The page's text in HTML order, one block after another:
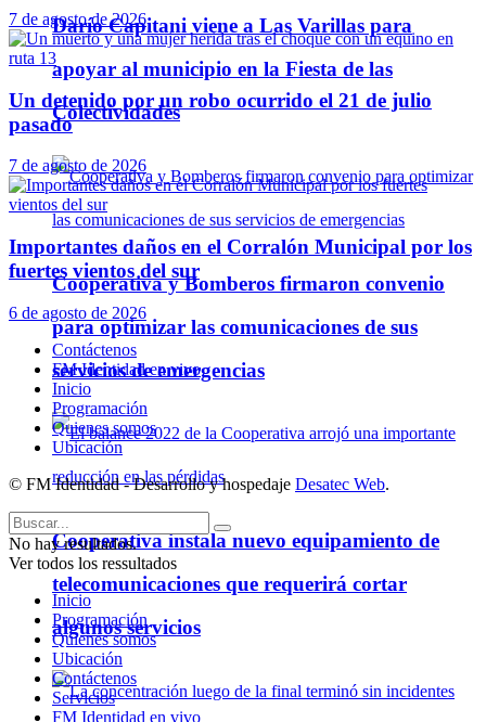
Darío Capitani viene a Las Varillas para
apoyar al municipio en la Fiesta de las
Colectividades
Cooperativa y Bomberos firmaron convenio
para optimizar las comunicaciones de sus
servicios de emergencias
Cooperativa instala nuevo equipamiento de
telecomunicaciones que requerirá cortar
algunos servicios
7 de agosto de 2026
Un detenido por un robo ocurrido el 21 de julio
pasado
7 de agosto de 2026
Importantes daños en el Corralón Municipal por los
fuertes vientos del sur
6 de agosto de 2026
Contáctenos
FM Identidad en vivo
Inicio
Programación
Quienes somos
Ubicación
© FM Identidad - Desarrollo y hospedaje Desatec Web.
No hay resultados.
Ver todos los ressultados
Inicio
Programación
Quienes somos
Ubicación
Contáctenos
Servicios
FM Identidad en vivo